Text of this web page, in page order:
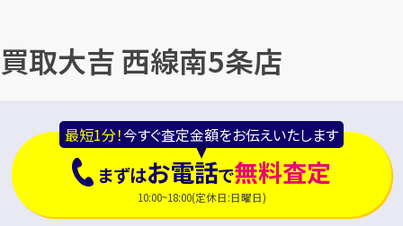
買取大吉 西線南5条店
最短1分！今すぐ査定金額をお伝えいたします
まずはお電話で無料査定
10:00~18:00(定休日:日曜日)